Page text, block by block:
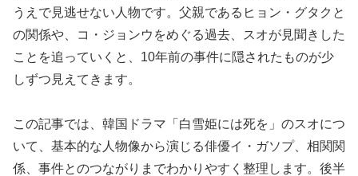
うえで見逃せない人物です。父親であるヒョン・グタクと
の関係や、コ・ジョンウをめぐる過去、スオが見聞きした
ことを追っていくと、10年前の事件に隠されたものが少
しずつ見えてきます。
この記事では、韓国ドラマ「白雪姫には死を」のスオにつ
いて、基本的な人物像から演じる俳優イ・ガソプ、相関関
係、事件とのつながりまでわかりやすく整理します。後半